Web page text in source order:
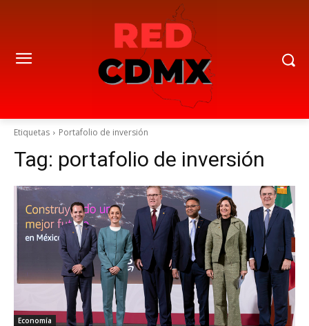
Etiquetas Portafolio de inversión
Tag: portafolio de inversión
Economía